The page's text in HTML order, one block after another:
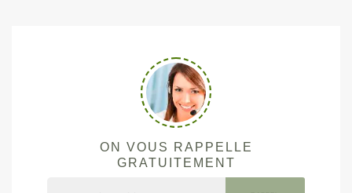
ON VOUS RAPPELLE
GRATUITEMENT